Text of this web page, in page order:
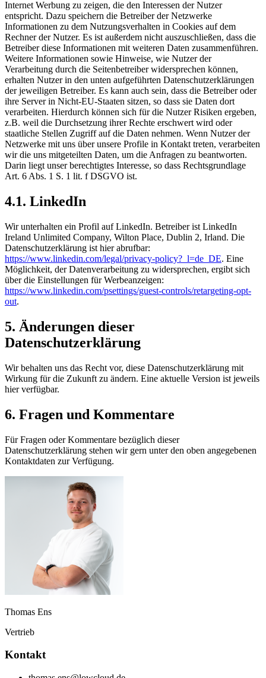
Internet Werbung zu zeigen, die den Interessen der Nutzer
entspricht. Dazu speichern die Betreiber der Netzwerke
Informationen zu dem Nutzungsverhalten in Cookies auf dem
Rechner der Nutzer. Es ist außerdem nicht auszuschließen, dass die
Betreiber diese Informationen mit weiteren Daten zusammenführen.
Weitere Informationen sowie Hinweise, wie Nutzer der
Verarbeitung durch die Seitenbetreiber widersprechen können,
erhalten Nutzer in den unten aufgeführten Datenschutzerklärungen
der jeweiligen Betreiber. Es kann auch sein, dass die Betreiber oder
ihre Server in Nicht-EU-Staaten sitzen, so dass sie Daten dort
verarbeiten. Hierdurch können sich für die Nutzer Risiken ergeben,
z.B. weil die Durchsetzung ihrer Rechte erschwert wird oder
staatliche Stellen Zugriff auf die Daten nehmen. Wenn Nutzer der
Netzwerke mit uns über unsere Profile in Kontakt treten, verarbeiten
wir die uns mitgeteilten Daten, um die Anfragen zu beantworten.
Darin liegt unser berechtigtes Interesse, so dass Rechtsgrundlage
Art. 6 Abs. 1 S. 1 lit. f DSGVO ist.
4.1. LinkedIn
Wir unterhalten ein Profil auf LinkedIn. Betreiber ist LinkedIn
Ireland Unlimited Company, Wilton Place, Dublin 2, Irland. Die
Datenschutzerklärung ist hier abrufbar:
https://www.linkedin.com/legal/privacy-policy?_l=de_DE. Eine
Möglichkeit, der Datenverarbeitung zu widersprechen, ergibt sich
über die Einstellungen für Werbeanzeigen:
https://www.linkedin.com/psettings/guest-controls/retargeting-opt-
out.
5. Änderungen dieser
Datenschutzerklärung
Wir behalten uns das Recht vor, diese Datenschutzerklärung mit
Wirkung für die Zukunft zu ändern. Eine aktuelle Version ist jeweils
hier verfügbar.
6. Fragen und Kommentare
Für Fragen oder Kommentare bezüglich dieser
Datenschutzerklärung stehen wir gern unter den oben angegebenen
Kontaktdaten zur Verfügung.
Thomas Ens
Vertrieb
Kontakt